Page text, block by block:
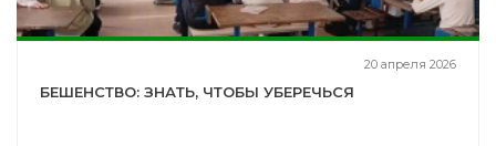
20 апреля 2026
БЕШЕНСТВО: ЗНАТЬ, ЧТОБЫ УБЕРЕЧЬСЯ